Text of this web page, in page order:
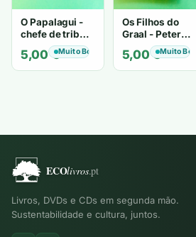
O Papalagui -
chefe de tribo
de tiavéa
5,00€Muito Bom
Os Filhos do
Graal - Peter
Berling
5,00€Muito Bom
Livros, DVDs e CDs em segunda mão.
Sustentabilidade e cultura, juntos.